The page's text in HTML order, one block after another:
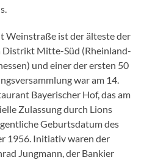
Weinstraße ist der älteste der
Distrikt Mitte-Süd (Rheinland-
und einer der ersten 50
war am 14.
Bayerischer Hof, das am
Zulassung durch Lions
Geburtsdatum des
1956. Initiativ waren der
Jungmann, der Bankier